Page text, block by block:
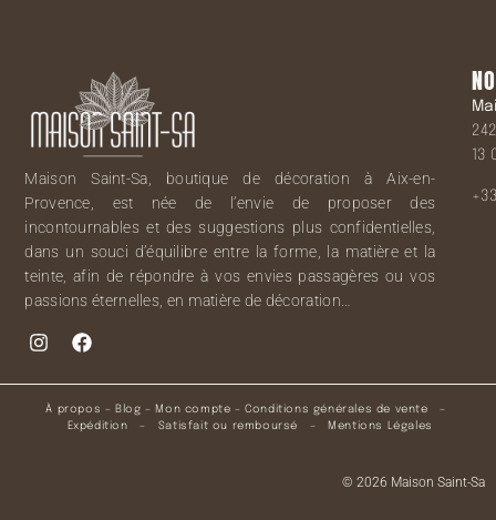
Maison Saint-Sa, boutique de décoration à Aix-en-
Provence, est née de l’envie de proposer des
incontournables et des suggestions plus confidentielles,
dans un souci d’équilibre entre la forme, la matière et la
teinte, afin de répondre à vos envies passagères ou vos
passions éternelles, en matière de décoration…
À propos – Blog – Mon compte –Conditions générales de vente –
Expédition – Satisfait ou remboursé – Mentions Légales
© 2026 Maison Saint-Sa